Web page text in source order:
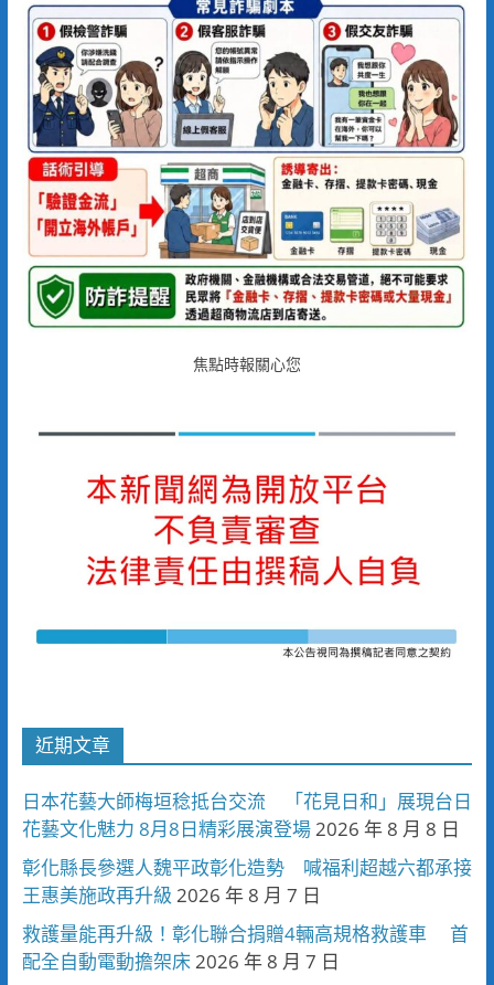
焦點時報關心您
近期文章
日本花藝大師梅垣稔抵台交流 「花見日和」展現台日
花藝文化魅力 8月8日精彩展演登場2026 年 8 月 8 日
彰化縣長參選人魏平政彰化造勢 喊福利超越六都承接
王惠美施政再升級 2026 年 8 月 7 日
救護量能再升級！彰化聯合捐贈4輛高規格救護車 首
配全自動電動擔架床2026 年 8 月 7 日